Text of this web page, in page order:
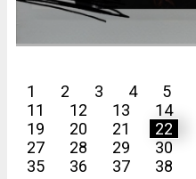
1 2 3 4 5
11
12 13 14
19
20 21 22
27
28 29 30
35
36 37 38